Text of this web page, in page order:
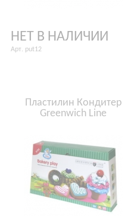
НЕТ В НАЛИЧИИ
Арт. put12
Пластилин Кондитер
Greenwich Line